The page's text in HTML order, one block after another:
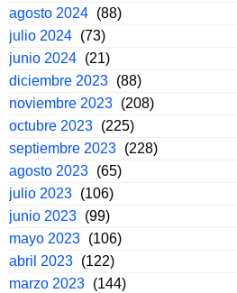
agosto 2024 (88)
julio 2024 (73)
junio 2024 (21)
diciembre 2023 (88)
noviembre 2023 (208)
octubre 2023 (225)
septiembre 2023 (228)
agosto 2023 (65)
julio 2023 (106)
junio 2023 (99)
mayo 2023 (106)
abril 2023 (122)
marzo 2023 (144)